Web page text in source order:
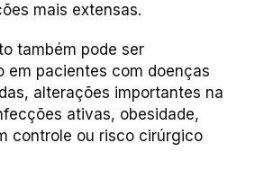
mais extensas.
também pode ser
em pacientes com doenças
alterações importantes na
ativas, obesidade,
controle ou risco cirúrgico